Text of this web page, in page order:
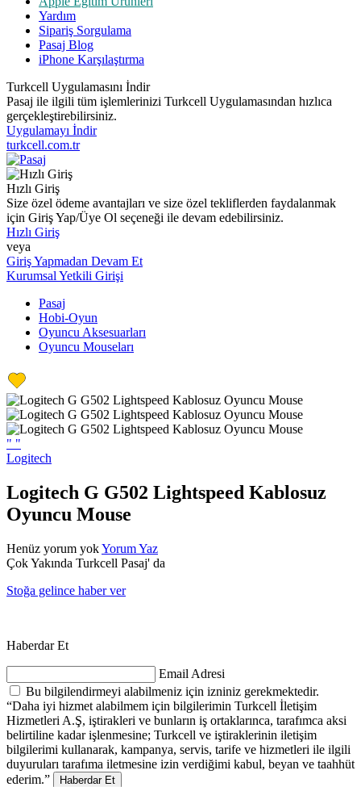
Yardım
Sipariş Sorgulama
Pasaj Blog
iPhone Karşılaştırma
Turkcell Uygulamasını İndir
Pasaj ile ilgili tüm işlemlerinizi Turkcell Uygulamasından hızlıca
gerçekleştirebilirsiniz.
Uygulamayı İndir
turkcell.com.tr
Hızlı Giriş
Size özel ödeme avantajları ve size özel tekliflerden faydalanmak
için Giriş Yap/Üye Ol seçeneği ile devam edebilirsiniz.
Hızlı Giriş
veya
Giriş Yapmadan Devam Et
Kurumsal Yetkili Girişi
Pasaj
Hobi-Oyun
Oyuncu Aksesuarları
Oyuncu Mouseları
" "
Logitech
Logitech G G502 Lightspeed Kablosuz
Oyuncu Mouse
Henüz yorum yokYorum Yaz
Çok Yakında Turkcell Pasaj' da
Stoğa gelince haber ver
Haberdar Et
Email Adresi
Bu bilgilendirmeyi alabilmeniz için izniniz gerekmektedir.
“Daha iyi hizmet alabilmem için bilgilerimin Turkcell İletişim
Hizmetleri A.Ş, iştirakleri ve bunların iş ortaklarınca, tarafımca aksi
belirtiline kadar işlenmesine; Turkcell ve iştiraklerinin iletişim
bilgilerimi kullanarak, kampanya, servis, tarife ve hizmetleri ile ilgili
duyuruları tarafıma iletmesine izin verdiğimi kabul, beyan ve taahhüt
ederim.”
Haberdar Et